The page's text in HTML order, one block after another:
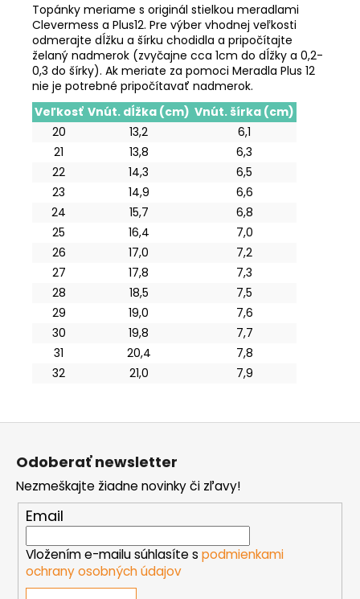
Topánky meriame s originál stielkou meradlami
Clevermess a Plus12. Pre výber vhodnej veľkosti
odmerajte dĺžku a šírku chodidla a pripočítajte
želaný nadmerok (zvyčajne cca 1cm do dĺžky a 0,2-
0,3 do šírky). Ak meriate za pomoci Meradla Plus 12
nie je potrebné pripočítavať nadmerok.
Veľkosť Vnút. dĺžka (cm) Vnút. šírka (cm)
20
13,2
6,1
21
13,8
6,3
22
14,3
6,5
23
14,9
6,6
24
15,7
6,8
25
16,4
7,0
26
17,0
7,2
27
17,8
7,3
28
18,5
7,5
29
19,0
7,6
30
19,8
7,7
31
20,4
7,8
32
21,0 7,9
Z
Odoberať newsletter
Nezmeškajte žiadne novinky či zľavy!
Email
Vložením e-mailu súhlasíte s podmienkami
ochrany osobných údajov